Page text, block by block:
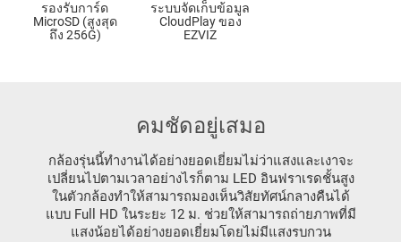
รองรับการ์ด
MicroSD (สูงสุด
ถึง 256G)
ระบบจัดเก็บข้อมูล
CloudPlay ของ
EZVIZ
คมชัดอยู่เสมอ
กล้องรุ่นนี้ทำงานได้อย่างยอดเยี่ยมไม่ว่าแสงและเงาจะ
เปลี่ยนไปตามเวลาอย่างไรก็ตาม LED อินฟราเรดชั้นสูง
ในตัวกล้องทำให้สามารถมองเห็นวิสัยทัศน์กลางคืนได้
แบบ Full HD ในระยะ 12 ม. ช่วยให้สามารถถ่ายภาพที่มี
แสงน้อยได้อย่างยอดเยี่ยมโดยไม่มีแสงรบกวน